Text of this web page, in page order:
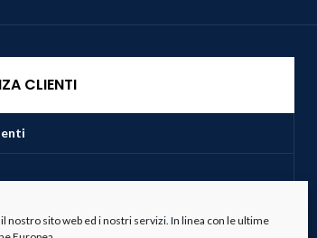
nostro sito web ed i nostri servizi. In linea con le ultime
CLIENTI